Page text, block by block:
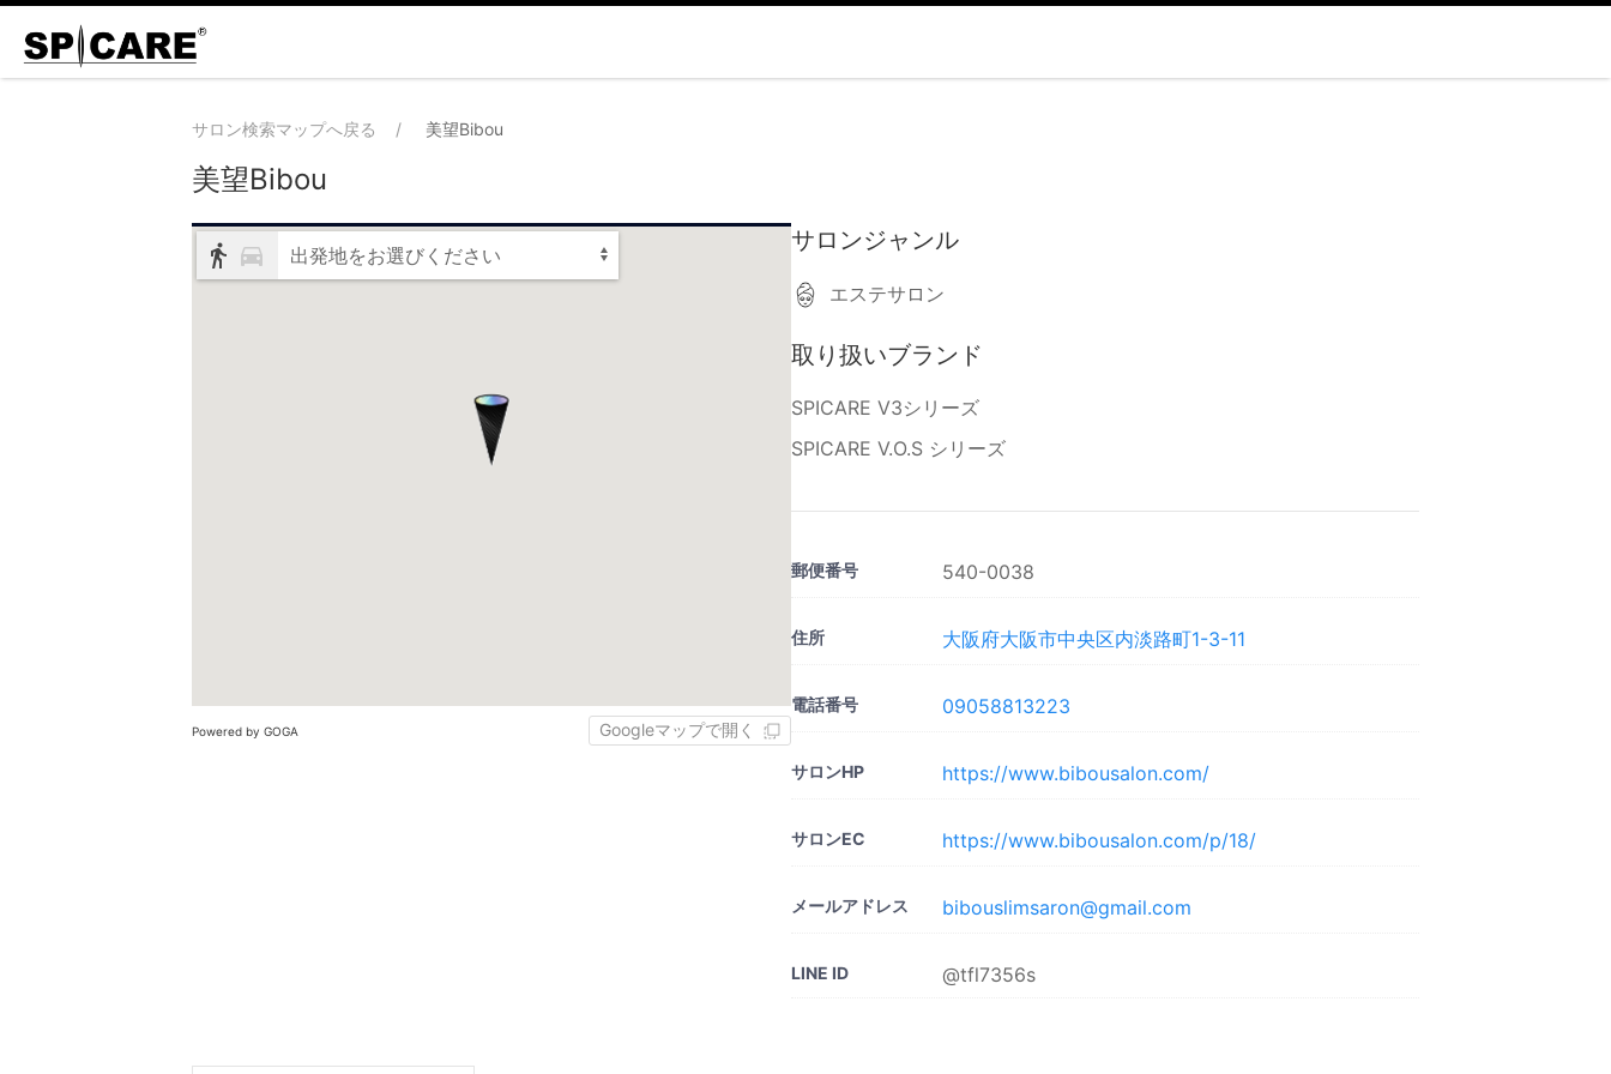
サロン検索マップへ戻る 美望Bibou
美望Bibou
出発地をお選びください
Powered by GOGA Googleマップで開く
サロンジャンル
エステサロン
取り扱いブランド
SPICARE V3シリーズ
SPICARE V.O.S シリーズ
郵便番号 540-0038
住所 大阪府大阪市中央区内淡路町1-3-11
電話番号 09058813223
サロンHP https://www.bibousalon.com/
サロンEC https://www.bibousalon.com/p/18/
メールアドレス bibouslimsaron@gmail.com
LINE ID @tfl7356s